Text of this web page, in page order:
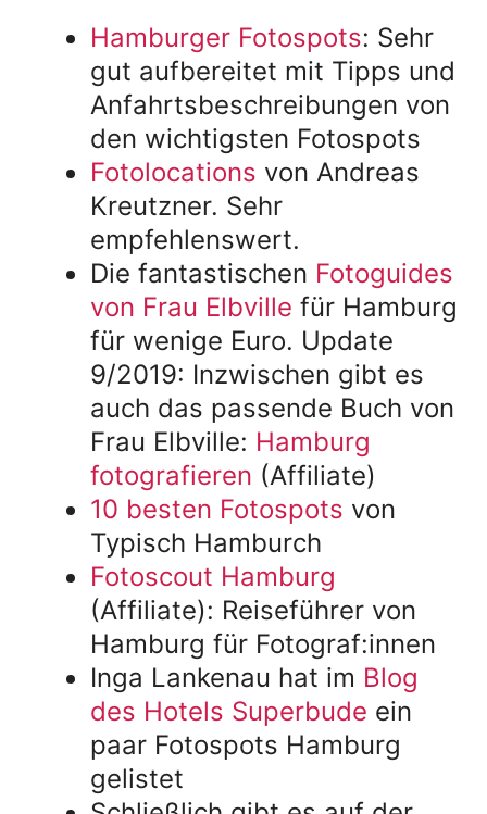
Hamburger Fotospots: Sehr
gut aufbereitet mit Tipps und
Anfahrtsbeschreibungen von
den wichtigsten Fotospots
Fotolocations von Andreas
Kreutzner. Sehr
empfehlenswert.
Die fantastischen Fotoguides
von Frau Elbville für Hamburg
für wenige Euro. Update
9/2019: Inzwischen gibt es
auch das passende Buch von
Frau Elbville: Hamburg
fotografieren (Affiliate)
10 besten Fotospots von
Typisch Hamburch
Fotoscout Hamburg
(Affiliate): Reiseführer von
Hamburg für Fotograf:innen
Inga Lankenau hat im Blog
des Hotels Superbude ein
paar Fotospots Hamburg
gelistet